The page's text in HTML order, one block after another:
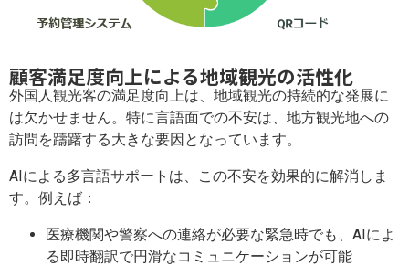
顧客満足度向上による地域観光の活性化
外国人観光客の満足度向上は、地域観光の持続的な発展に
は欠かせません。特に言語面での不安は、地方観光地への
訪問を躊躇する大きな要因となっています。
AIによる多言語サポートは、この不安を効果的に解消しま
す。例えば：
医療機関や警察への連絡が必要な緊急時でも、AIによ
る即時翻訳で円滑なコミュニケーションが可能